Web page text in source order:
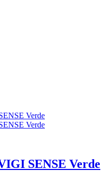
SENSE Verde